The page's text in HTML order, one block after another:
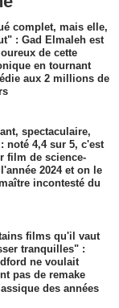
complet, mais elle,
: Gad Elmaleh est
de cette
en tournant
aux 2 millions de
spectaculaire,
noté 4,4 sur 5, c'est
film de science-
2024 et on le
incontesté du
films qu'il vaut
tranquilles" :
ne voulait
pas de remake
des années